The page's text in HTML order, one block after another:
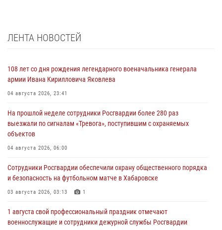
ЛЕНТА НОВОСТЕЙ
108 лет со дня рождения легендарного военачальника генерала
армии Ивана Кирилловича Яковлева
04 августа 2026, 23:41
На прошлой неделе сотрудники Росгвардии более 280 раз
выезжали по сигналам «Тревога», поступившим с охраняемых
объектов
04 августа 2026, 06:00
Сотрудники Росгвардии обеспечили охрану общественного порядка
и безопасность на футбольном матче в Хабаровске
03 августа 2026, 03:13 1
1 августа свой профессиональный праздник отмечают
военнослужащие и сотрудники дежурной службы Росгвардии